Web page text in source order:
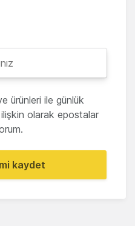
ürünleri ile günlük
olarak epostalar
kaydet